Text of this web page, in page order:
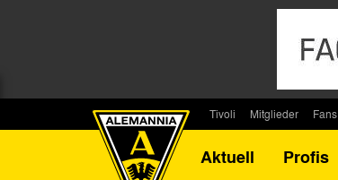
Tivoli
Mitglieder
Fans
Aktuell
Profis